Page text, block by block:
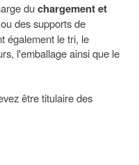
duchargement et
des supports de
également le tri, le
l'emballage ainsi que le
être titulaire des